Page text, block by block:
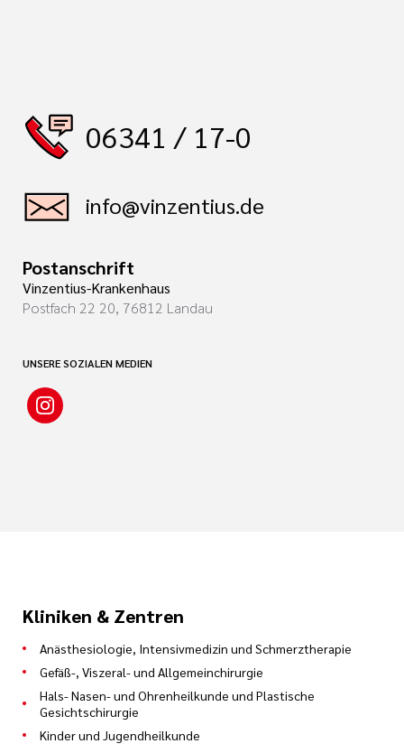
06341 / 17-0
info@vinzentius.de
Postanschrift
Vinzentius-Krankenhaus
Postfach 22 20, 76812 Landau
UNSERE SOZIALEN MEDIEN
Kliniken & Zentren
Anästhesiologie, Intensivmedizin und Schmerztherapie
Gefäß-, Viszeral- und Allgemeinchirurgie
Hals- Nasen- und Ohrenheilkunde und Plastische
Gesichtschirurgie
Kinder und Jugendheilkunde